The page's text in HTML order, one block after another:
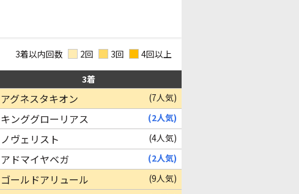
3着以内回数 2回 3回 4回以上
3着
アグネスタキオン
(7人気)
キンググローリアス
(2人気)
ノヴェリスト
(4人気)
アドマイヤベガ
(2人気)
ゴールドアリュール
(9人気)